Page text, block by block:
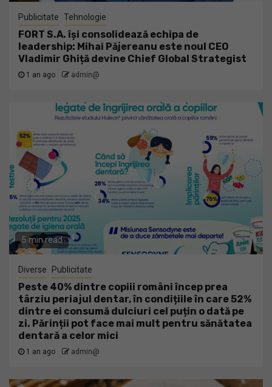
Publicitate Tehnologie
FORT S.A. își consolidează echipa de
leadership: Mihai Păjereanu este noul CEO
Vladimir Ghiță devine Chief Global Strategist
1 an ago admin@
5 min read
Diverse Publicitate
Peste 40% dintre copiii români încep prea
târziu periajul dentar, în condițiile în care 52%
dintre ei consumă dulciuri cel puțin o dată pe
zi. Părinții pot face mai mult pentru sănătatea
dentară a celor mici
1 an ago admin@